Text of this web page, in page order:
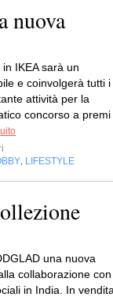
nuova
IKEA sarà un
e coinvolgerà tutti i
attività per la
concorso a premi
LIFESTYLE
una nuova
collaborazione con
in India. In